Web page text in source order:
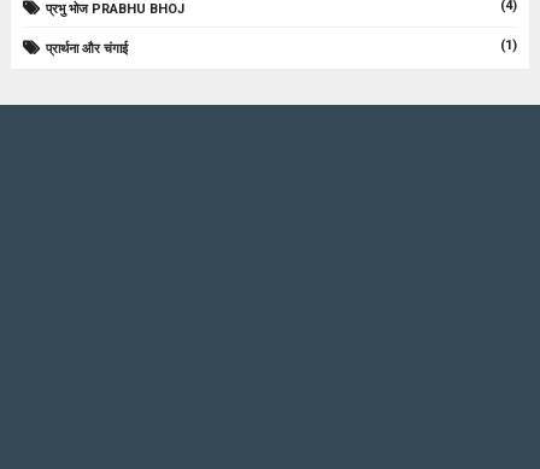
प्रभु भोज PRABHU BHOJ (4)
प्रार्थना और चंगाई (1)